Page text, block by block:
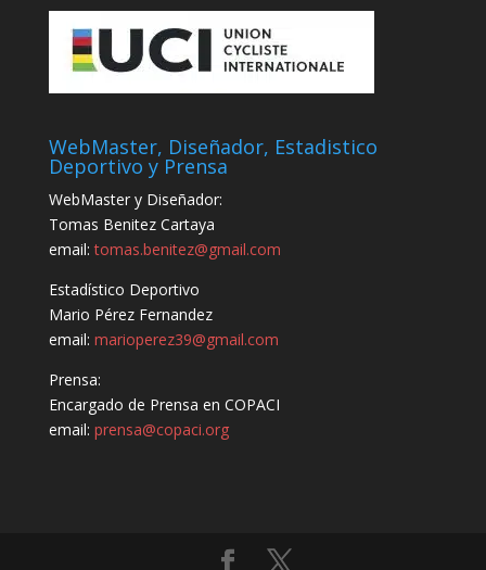
WebMaster, Diseñador, Estadistico
Deportivo y Prensa
WebMaster y Diseñador:
Tomas Benitez Cartaya
email:tomas.benitez@gmail.com
Estadístico Deportivo
Mario Pérez Fernandez
email: marioperez39@gmail.com
Prensa:
Encargado de Prensa en COPACI
email: prensa@copaci.org